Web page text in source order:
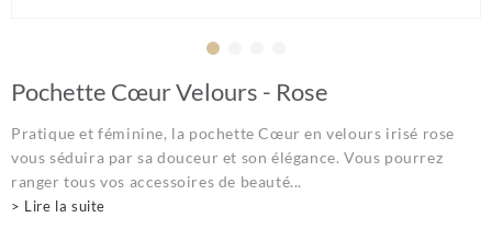
Pochette Cœur Velours - Rose
Pratique et féminine, la pochette Cœur en velours irisé rose
vous séduira par sa douceur et son élégance. Vous pourrez
ranger tous vos accessoires de beauté...
> Lire la suite